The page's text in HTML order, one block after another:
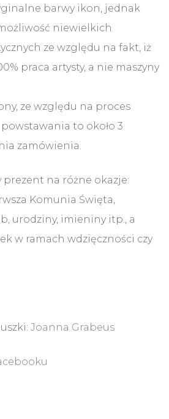
barwy ikon, jednak
niewielkich
ze względu na fakt, iż
praca artysty, a nie maszyny
ze względu na proces
to około 3
zamówienia.
prezent na różne okazje:
Komunia Święta,
urodziny, imieniny itp., a
w ramach wdzięczności czy
Joanna Grabeus